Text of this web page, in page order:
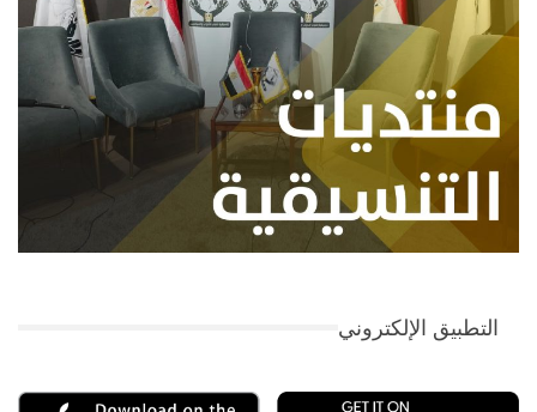
التطبيق الإلكتروني